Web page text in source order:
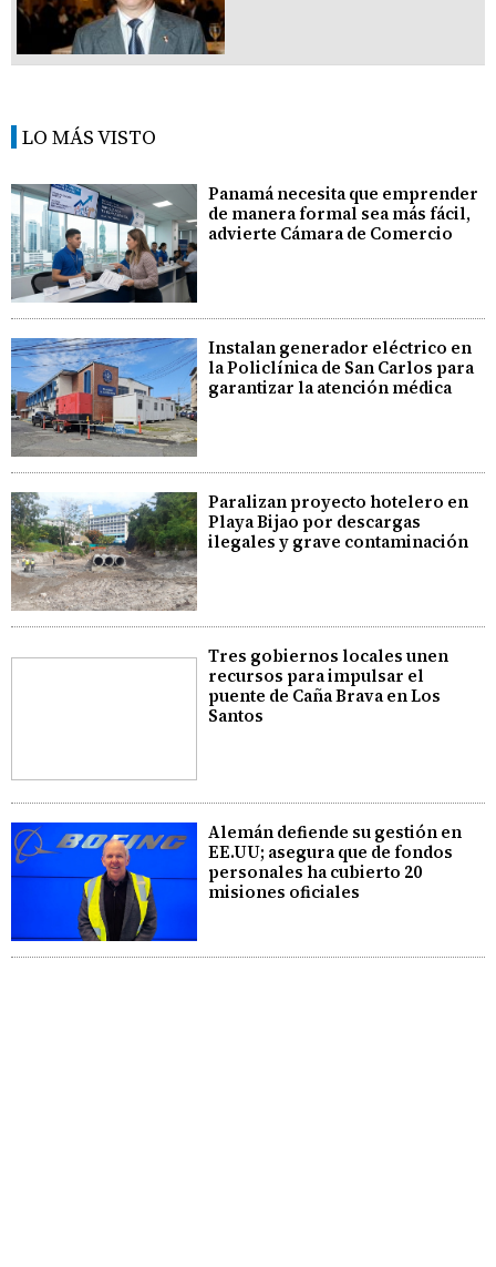
LO MÁS VISTO
Panamá necesita que emprender
de manera formal sea más fácil,
advierte Cámara de Comercio
Instalan generador eléctrico en
la Policlínica de San Carlos para
garantizar la atención médica
Paralizan proyecto hotelero en
Playa Bijao por descargas
ilegales y grave contaminación
Tres gobiernos locales unen
recursos para impulsar el
puente de Caña Brava en Los
Santos
Alemán defiende su gestión en
EE.UU; asegura que de fondos
personales ha cubierto 20
misiones oficiales